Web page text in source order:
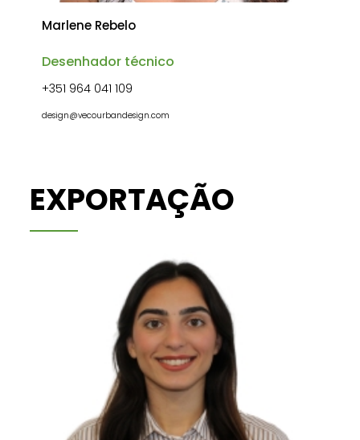
Marlene Rebelo
Desenhador técnico
+351 964 041 109
design@vecourbandesign.com
EXPORTAÇÃO